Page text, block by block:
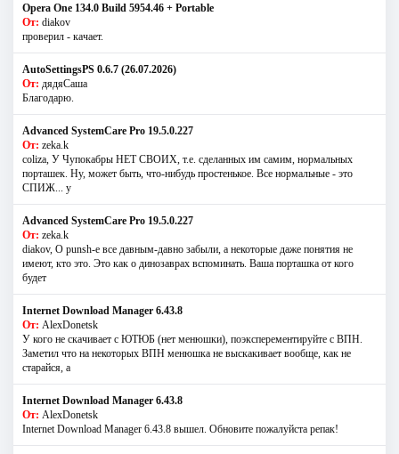
Opera One 134.0 Build 5954.46 + Portable
От: diakov
проверил - качает.
AutoSettingsPS 0.6.7 (26.07.2026)
От: дядяСаша
Благодарю.
Advanced SystemCare Pro 19.5.0.227
От: zeka.k
coliza, У Чупокабры НЕТ СВОИХ, т.е. сделанных им самим, нормальных
порташек. Ну, может быть, что-нибудь простенькое. Все нормальные - это
СПИЖ... у
Advanced SystemCare Pro 19.5.0.227
От: zeka.k
diakov, О punsh-е все давным-давно забыли, а некоторые даже понятия не
имеют, кто это. Это как о динозаврах вспоминать. Ваша порташка от кого
будет
Internet Download Manager 6.43.8
От: AlexDonetsk
У кого не скачивает с ЮТЮБ (нет менюшки), поэксперементируйте с ВПН.
Заметил что на некоторых ВПН менюшка не выскакивает вообще, как не
старайся, а
Internet Download Manager 6.43.8
От: AlexDonetsk
Internet Download Manager 6.43.8 вышел. Обновите пожалуйста репак!